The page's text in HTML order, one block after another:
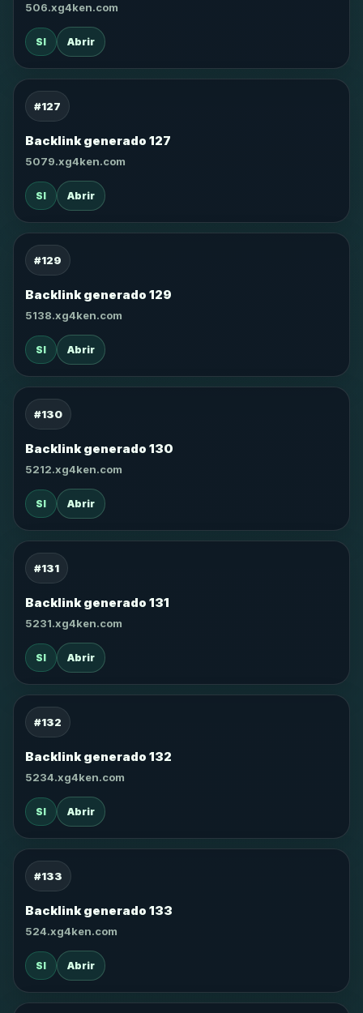
506.xg4ken.com
SI Abrir
#127
Backlink generado 127
5079.xg4ken.com
SI Abrir
#129
Backlink generado 129
5138.xg4ken.com
SI Abrir
#130
Backlink generado 130
5212.xg4ken.com
SI Abrir
#131
Backlink generado 131
5231.xg4ken.com
SI Abrir
#132
Backlink generado 132
5234.xg4ken.com
SI Abrir
#133
Backlink generado 133
524.xg4ken.com
SI Abrir